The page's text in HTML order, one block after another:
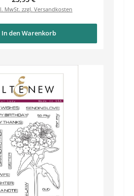
MwSt. zzgl. Versandkosten
In den Warenkorb